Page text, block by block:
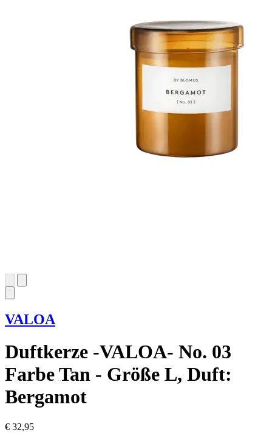
VALOA
Duftkerze -VALOA- No. 03
Farbe Tan - Größe L, Duft:
Bergamot
€ 32,95